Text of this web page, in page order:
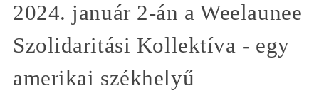
2024. január 2-án a Weelaunee
Szolidaritási Kollektíva - egy
amerikai székhelyű